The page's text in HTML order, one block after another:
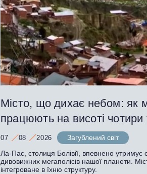
Місто, що дихає небом: як
працюють на висоті чотири
07 08 2026
Загублений світ
Ла-Пас, столиця Болівії, впевнено утримує
дивовижних мегаполісів нашої планети.
інтегроване в їхню структуру.